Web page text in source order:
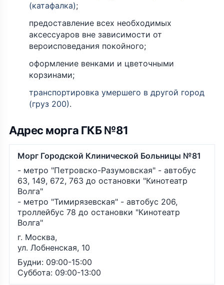
(катафалка);
предоставление всех необходимых
аксессуаров вне зависимости от
вероисповедания покойного;
оформление венками и цветочными
корзинами;
транспортировка умершего в другой город
(груз 200).
Адрес морга ГКБ №81
Морг Городской Клинической Больницы №81
- метро "Петровско-Разумовская" - автобус
63, 149, 672, 763 до остановки "Кинотеатр
Волга"
- метро "Тимирязевская" - автобус 206,
троллейбус 78 до остановки "Кинотеатр
Волга"
г. Москва,
ул. Лобненская, 10
Будни: 09:00-15:00
Суббота: 09:00-13:00